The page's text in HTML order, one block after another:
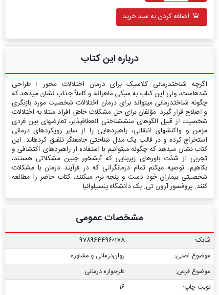
اضافه کردن به سبد خرید
درباره این کتاب
اگرچه شناخت‏درمانی کلاسیک برای درمان اختلالات محور I طراحی
شده‏است، ولی این کتاب به سبکی ماهرانه و کاملاً جذاب نشان می‏دهد که
چگونه شناخت‏درمانی می‏تواند برای درمان اختلالات شخصیت مورد بازنگری
و اصلاح قرار گیرد. مؤلفان برای حل مشکلات خاصّ افراد مبتلا به اختلالات
شخصیت از قبیل الگوهای منش‏شناختی انعطاف‏پذیر، تعارض‏های بین فردی
مزمن و واکنش‏های انتقالی، راهبردهایی را از سایر رویکردهای درمانی
استخراج کرده و در قالب یک مدل شناختی جامع‏نگر تلفیق کرده‏اند. این
کتاب نشان می‏دهد که چگونه می‏توانیم با استفاده از راهبردهای اکتشافی و
تجربی از شدّت باورهای زیربنایی که آبشخور چنین مشکلاتی هستند،
بکاهیم. توصیه می‏کنم تمام درمانگرانی که در فرآیند درمان با مشکلات
شخصیتی بیماران خود دست و پنجه نرم می‏کنند، کتاب حاضر را مطالعه
کنند. پروفسور آرون تی. بک دانشگاه پنسیلوانیا
مشخصات عمومی
شابک:
9789644960178
موضوع اصلی:
روان‌درمانی و مشاوره
موضوع فرعی:
طرحواره درمانی
نوبت چاپ:
16